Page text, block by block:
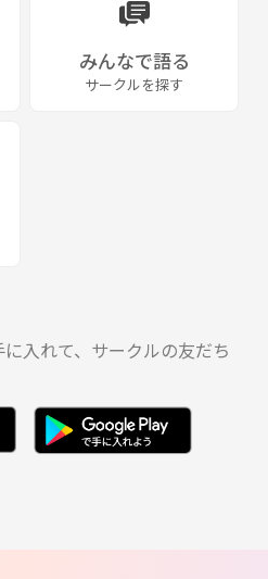
みんなで語る
サークルを探す
入れて、サークルの友だち